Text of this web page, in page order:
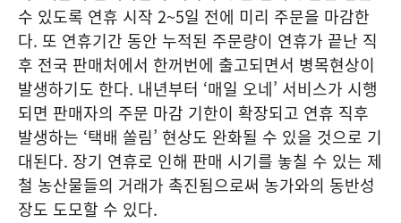
수 있도록 연휴 시작 2~5일 전에 미리 주문을 마감한
다. 또 연휴기간 동안 누적된 주문량이 연휴가 끝난 직
후 전국 판매처에서 한꺼번에 출고되면서 병목현상이
발생하기도 한다. 내년부터 ‘매일 오네’ 서비스가 시행
되면 판매자의 주문 마감 기한이 확장되고 연휴 직후
발생하는 ‘택배 쏠림’ 현상도 완화될 수 있을 것으로 기
대된다. 장기 연휴로 인해 판매 시기를 놓칠 수 있는 제
철 농산물들의 거래가 촉진됨으로써 농가와의 동반성
장도 도모할 수 있다.